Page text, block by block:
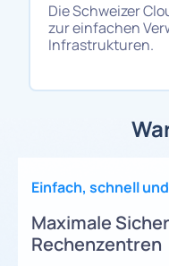
Die Schweizer
zur einfachen
Infrastrukturen.
Einfach, schnell
Maximale
Rechenzentren